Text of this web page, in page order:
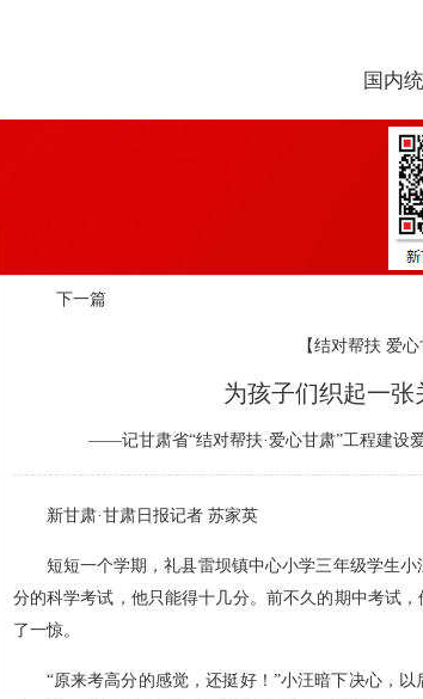
国内
下一篇
【结对帮扶 爱心
为孩子们织起一张
——记甘肃省“结对帮扶·爱心甘肃”工程建设
新甘肃·甘肃日报记者 苏家英
短短一个学期，礼县雷坝镇中心小学三年级学生
分的科学考试，他只能得十几分。前不久的期中考试
了一惊。
“原来考高分的感觉，还挺好！”小汪暗下决心，